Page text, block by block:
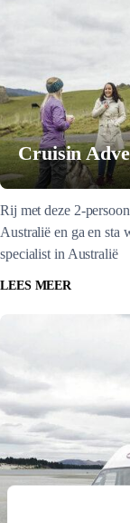
Cruisin
Rij met deze 2-
Australië en ga en sta
specialist in Australië
LEES MEER